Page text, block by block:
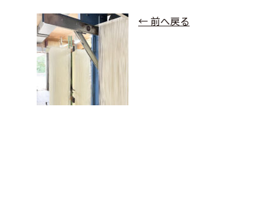
← 前へ戻る